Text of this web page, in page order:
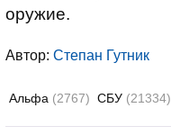
оружие.
Автор: Степан Гутник
Альфа (2767) СБУ (21334)